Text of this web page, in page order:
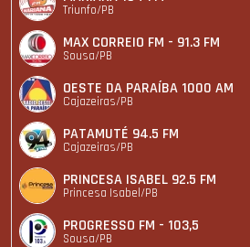
Triunfo/PB
MAX CORREIO FM - 91.3 FM
Sousa/PB
OESTE DA PARAÍBA 1000 AM
Cajazeiras/PB
PATAMUTÉ 94.5 FM
Cajazeiras/PB
PRINCESA ISABEL 92.5 FM
Princesa Isabel/PB
PROGRESSO FM - 103,5
Sousa/PB